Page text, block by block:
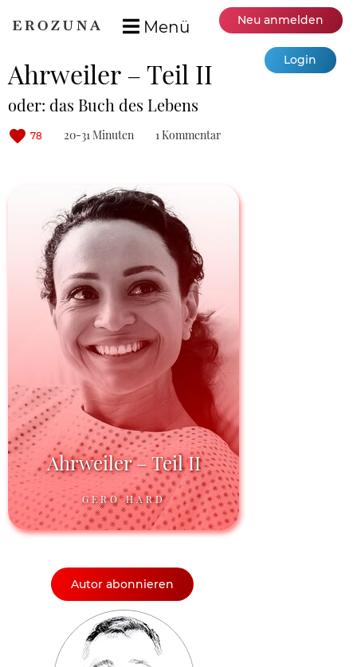
Menü Neu anmelden
Login
Ahrweiler – Teil II
oder: das Buch des Lebens
78 20-31 Minuten 1 Kommentar
Ahrweiler – Teil II
GERO HARD
Autor abonnieren